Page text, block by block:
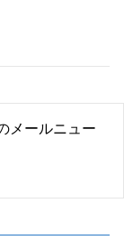
メールニュー